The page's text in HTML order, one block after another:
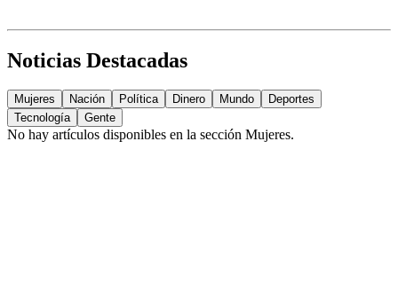
Noticias Destacadas
Mujeres Nación Política Dinero Mundo
Deportes
Tecnología
Gente
No hay artículos disponibles en la sección Mujeres.